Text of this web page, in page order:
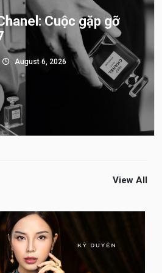
Cuộc gặp gỡ
August 6, 2026
View All